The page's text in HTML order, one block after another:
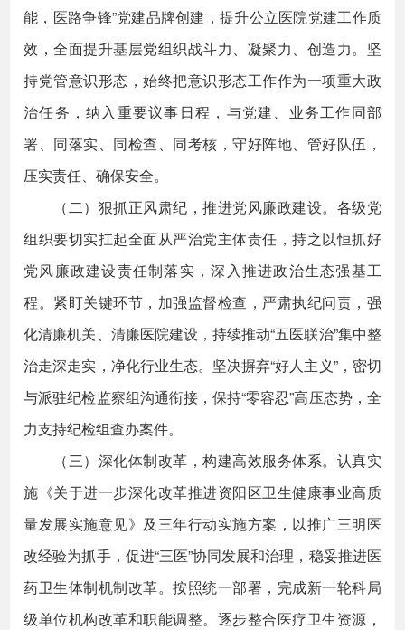
能，医路争锋”党建品牌创建，提升公立医院党建工作质
效，全面提升基层党组织战斗力、凝聚力、创造力。坚
持党管意识形态，始终把意识形态工作作为一项重大政
治任务，纳入重要议事日程，与党建、业务工作同部
署、同落实、同检查、同考核，守好阵地、管好队伍，
压实责任、确保安全。
（二）狠抓正风肃纪，推进党风廉政建设。各级党
组织要切实扛起全面从严治党主体责任，持之以恒抓好
党风廉政建设责任制落实，深入推进政治生态强基工
程。紧盯关键环节，加强监督检查，严肃执纪问责，强
化清廉机关、清廉医院建设，持续推动“五医联治”集中整
治走深走实，净化行业生态。坚决摒弃“好人主义”，密切
与派驻纪检监察组沟通衔接，保持“零容忍”高压态势，全
力支持纪检组查办案件。
（三）深化体制改革，构建高效服务体系。认真实
施《关于进一步深化改革推进资阳区卫生健康事业高质
量发展实施意见》及三年行动实施方案，以推广三明医
改经验为抓手，促进“三医”协同发展和治理，稳妥推进医
药卫生体制机制改革。按照统一部署，完成新一轮科局
级单位机构改革和职能调整。逐步整合医疗卫生资源，